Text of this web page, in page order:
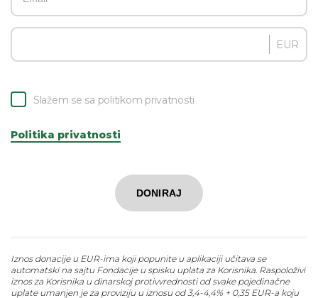
EUR
Slažem se sa politikom privatnosti
Politika privatnosti
DONIRAJ
Iznos donacije u EUR-ima koji popunite u aplikaciji učitava se
automatski na sajtu Fondacije u spisku uplata za Korisnika. Raspoloživi
iznos za Korisnika u dinarskoj protivvrednosti od svake pojedinačne
uplate umanjen je za proviziju u iznosu od 3,4-4,4% + 0,35 EUR-a koju